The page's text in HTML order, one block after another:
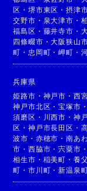
区 ・堺市東区 ・摂津
交野市 ・ 泉大津市 ・
福島区 ・ 藤井寺市 ・
四條畷市 ・大阪狭山
町 ・ 忠岡町 ・岬町 ・
兵庫県
姫路市 ・ 神戸市 ・ 西
神戸市北区 ・宝塚市
須磨区 ・ 川西市 ・ 神
区 ・神戸市長田区 ・
波市 ・ 赤穂市 ・南あ
市 ・西脇市 ・宍粟市
相生市 ・ 稲美町 ・ 養
町 ・市川町 ・新温泉